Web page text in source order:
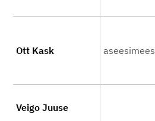
Ott Kask aseesimees
Veigo Juuse